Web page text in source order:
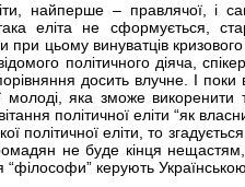
найперше – правлячої, і
еліта не сформується,
при цьому винуватців
політичного діяча,
досить влучне. І
молоді, яка зможе
політичної еліти “як
політичної еліти, то
не буде кінця
“філософи” керують